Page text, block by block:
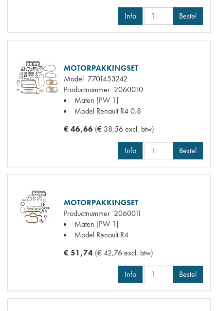
Info Bestel
MOTORPAKKINGSET
Model 7701453242
Productnummer 2060010
Maten [PW 1]
Model Renault R4 0.8
€ 46,66 (€ 38,56 excl. btw)
Info Bestel
MOTORPAKKINGSET
Productnummer 2060011
Maten [PW 1]
Model Renault R4
€ 51,74 (€ 42,76 excl. btw)
Info Bestel